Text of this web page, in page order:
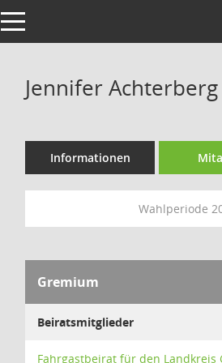
Toggle navigation
Jennifer Achterberg
Informationen
Wahlperiode
Gremium
Beiratsmitglieder
Fahrgastbeirat für den